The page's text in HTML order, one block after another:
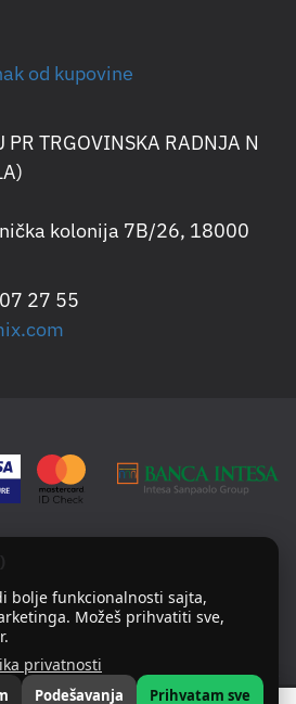
od kupovine
PR TRGOVINSKA RADNJA N
kolonija 7B/26, 18000
27 55
© 2025
– digitalna marketing agencija
bolje funkcionalnosti sajta,
Možeš prihvatiti sve,
privatnosti
Podešavanja Prihvatam sve